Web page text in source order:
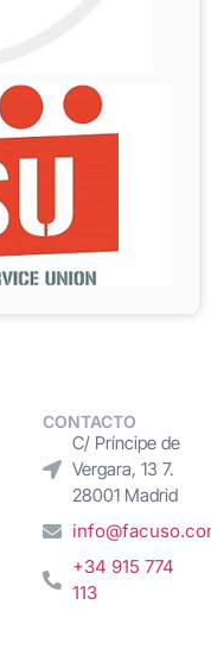
CONTACTO
C/ Príncipe de
Vergara, 13 7.
28001 Madrid
+34 915 774
113